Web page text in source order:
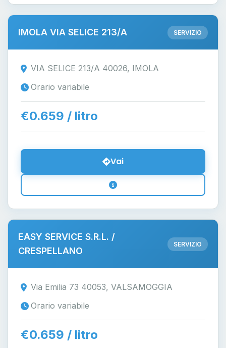
IMOLA VIA SELICE 213/A SERVIZIO
VIA SELICE 213/A 40026, IMOLA
Orario variabile
€0.659 / litro
Vai
EASY SERVICE S.R.L. /
CRESPELLANO
SERVIZIO
Via Emilia 73 40053, VALSAMOGGIA
Orario variabile
€0.659 / litro